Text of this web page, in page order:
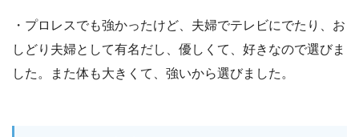
・プロレスでも強かったけど、夫婦でテレビにでたり、お
しどり夫婦として有名だし、優しくて、好きなので選びま
した。また体も大きくて、強いから選びました。